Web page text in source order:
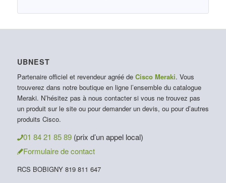
UBNEST
Partenaire officiel et revendeur agréé de Cisco Meraki. Vous
trouverez dans notre boutique en ligne l’ensemble du catalogue
Meraki. N’hésitez pas à nous contacter si vous ne trouvez pas
un produit sur le site ou pour demander un devis, ou pour d’autres
produits Cisco.
01 84 21 85 89 (prix d’un appel local)
Formulaire de contact
RCS BOBIGNY 819 811 647